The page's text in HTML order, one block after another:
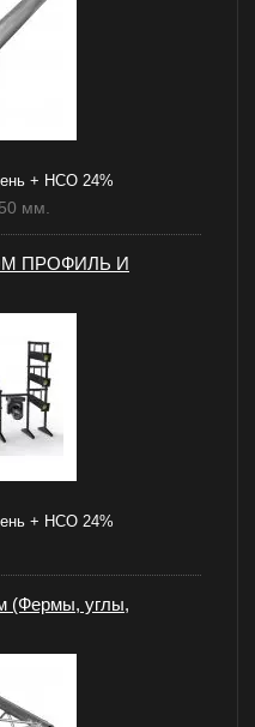
+ НСО 24%
мм.
ПРОФИЛЬ И
+ НСО 24%
(Фермы, углы,